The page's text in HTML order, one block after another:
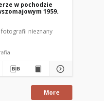
w pochodzie
1959.
nieznany
More